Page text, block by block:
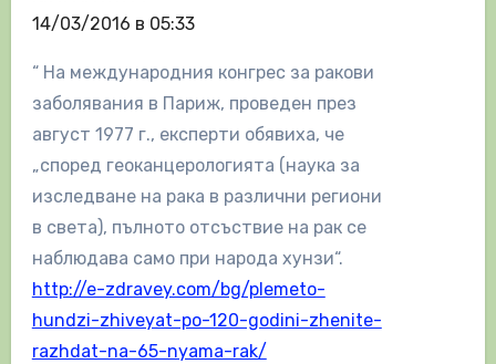
14/03/2016 в 05:33
“ На международния конгрес за ракови
заболявания в Париж, проведен през
август 1977 г., експерти обявиха, че
„според геоканцерологията (наука за
изследване на рака в различни региони
в света), пълното отсъствие на рак се
наблюдава само при народа хунзи“.
http://e-zdravey.com/bg/plemeto-
hundzi-zhiveyat-po-120-godini-zhenite-
razhdat-na-65-nyama-rak/